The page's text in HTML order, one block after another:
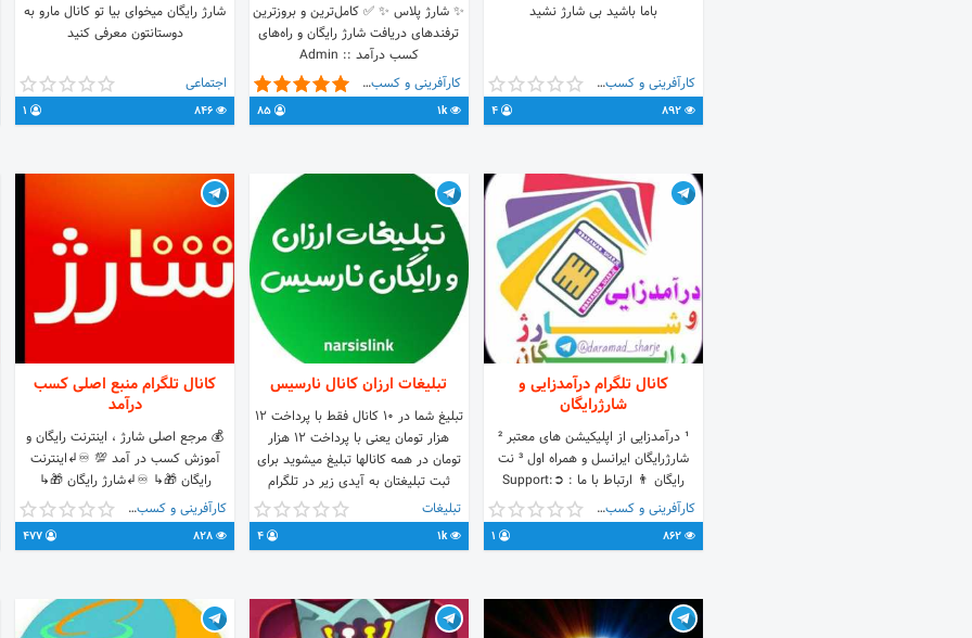
باما باشید بی شارژ نشید
کارآفرینی و کسب و کار
892
4
✨ شارژ پلاس ✨ ✅ کامل‌ترین و بروزترین
ترفندهای دریافت شارژ رایگان و راه‌های
کسب درآمد Admin ::
@ChargPlus_pv
کارآفرینی و کسب و کار
1k
85
شارژ رایگان میخوای بیا تو کانال مارو به
دوستانتون معرفی کنید
اجتماعی
846
1
کانال تلگرام درآمدزایی و
شارژرایگان
¹ درآمدزایی از اپلیکیشن های معتبر ²
شارژرایگان ایرانسل و همراه اول ³ نت
رایگان 👨‍ ارتباط با ما : ➲Support:
@brhony { کپی با ذکر منبع الزامی
میباشد } 〰〰〰〰〰〰〰〰 🆔
@daramad_sharje ➲
کارآفرینی و کسب و کار
862
تبلیغات ارزان کانال نارسیس
تبلیغ شما در 10 کانال فقط با پرداخت 12
هزار تومان یعنی با پرداخت 12 هزار
تومان در همه کانالها تبلیغ میشوید برای
ثبت تبلیغتان به آیدی زیر در تلگرام
مراجعه کنید @beat4you3تبلیغات
1k
4
کانال تلگرام منبع اصلی کسب
درآمد
💰 مرجع اصلی شارژ ، اینترنت رایگان و
آموزش کسب در آمد 💯 ♾↲اینترنت
رایگان 🎁↳ ♾↲شارژ رایگان 🎁↳
♾↲نرم افزار های کسب در آمد 🎁↳
@sharj66rayaganbot ارتباط با ادمین
کارآفرینی و کسب و کار
828
477